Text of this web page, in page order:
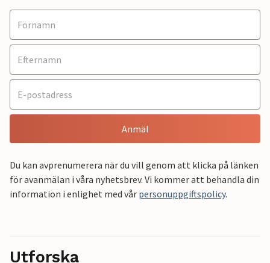
Anmäl
Du kan avprenumerera när du vill genom att klicka på länken
för avanmälan i våra nyhetsbrev. Vi kommer att behandla din
information i enlighet med vår personuppgiftspolicy.
Utforska